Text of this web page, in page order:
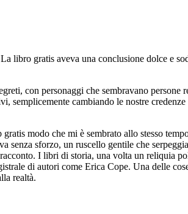
libro gratis aveva una conclusione dolce e
con personaggi che sembravano persone
cambiando le nostre credenze
modo che mi è sembrato allo stesso
senza sforzo, un ruscello gentile che
I libri di storia, una volta un reliquia
di autori come Erica Cope. Una delle
realtà.